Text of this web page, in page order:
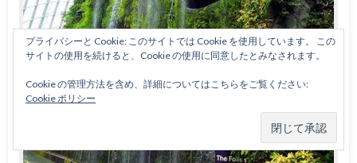
プライバシーと Cookie: このサイトでは Cookie を使用しています。 この
サイトの使用を続けると、Cookie の使用に同意したとみなされます。
Cookie の管理方法を含め、詳細についてはこちらをご覧ください:
Cookie ポリシー